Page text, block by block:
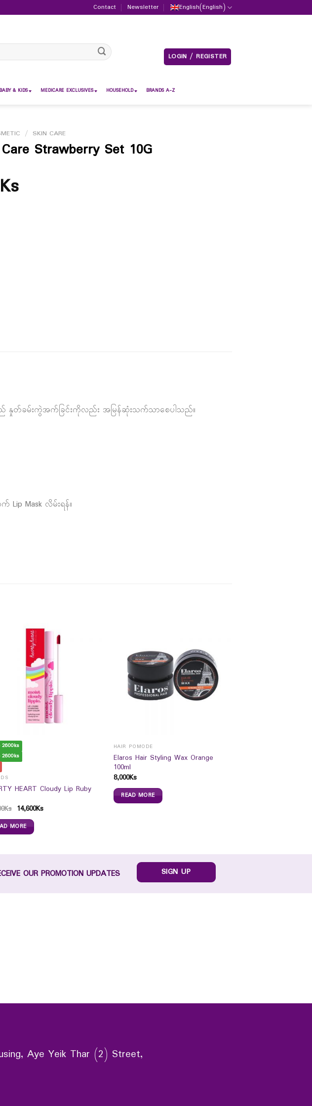
Contact Newsletter English(English)
LOGIN / REGISTER
BABY & KIDS MEDICARE EXCLUSIVES HOUSEHOLD BRANDS A-Z
/ SKIN CARE
Strawberry Set 10G
Ks
ည် နှုတ်ခမ်းကွဲအက်ခြင်းကိုလည်း အမြန်ဆုံးသက်သာစေပါသည်။
Lip Mask လိမ်းရန်။
2600ks
2600ks
HEART Cloudy Lip Ruby
Ks 14,600Ks
MORE
HAIR POMODE
Elaros Hair Styling Wax Orange
100ml
8,000Ks
READ MORE
OUR PROMOTION UPDATES SIGN UP
Aye Yeik Thar (2) Street,